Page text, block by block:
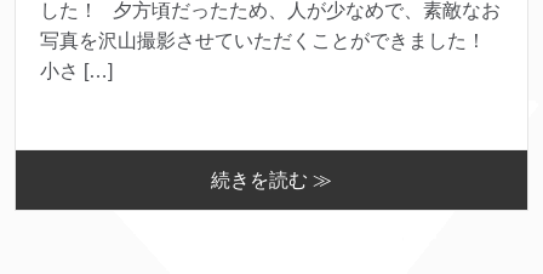
した！ 夕方頃だったため、人が少なめで、素敵なお
写真を沢山撮影させていただくことができました！
小さ […]
続きを読む ≫